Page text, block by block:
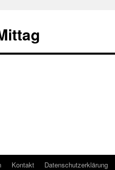
Kontakt Datenschutzerklärung